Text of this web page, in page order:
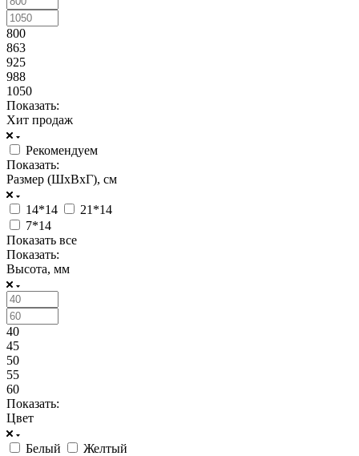
800
863
925
988
1050
Показать:
Хит продаж
Рекомендуем
Показать:
Размер (ШxВxГ), см
14*14
21*14
7*14
Показать все
Показать:
Высота, мм
40
45
50
55
60
Показать:
Цвет
Белый
Желтый